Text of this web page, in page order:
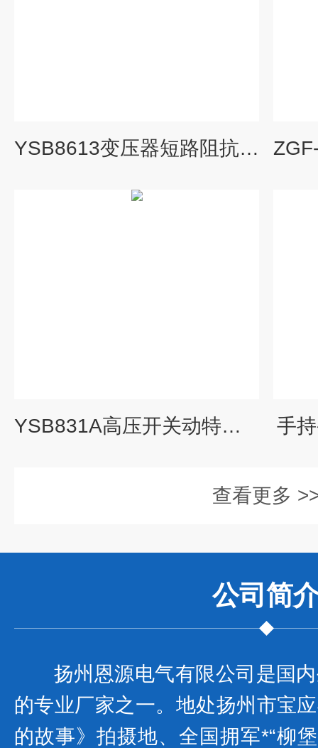
YSB8613变压器短路阻抗测试仪
YSB831A高压开关动特性测试仪 手
查看更多
公司 简
扬州恩源电气有限公司是国
的专业厂家之一。地处扬州市宝
的故事》拍摄地、全国拥军*“柳